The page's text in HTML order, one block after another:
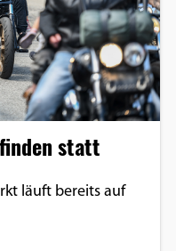
statt
läuft bereits auf